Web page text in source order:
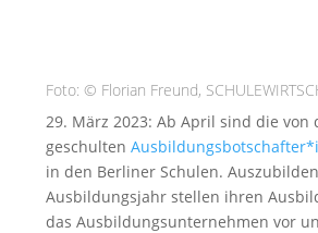
Foto: © Florian Freund,
29. März 2023: Ab April sind die von
geschulten
in den Berliner Schulen.
Ausbildungsjahr stellen ihren
das Ausbildungsunternehmen vor